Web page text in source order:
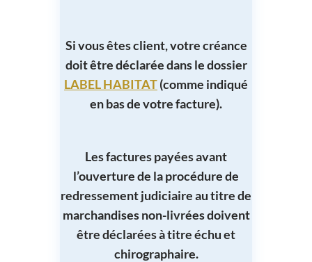
Si vous êtes client, votre créance
doit être déclarée dans le dossier
LABEL HABITAT(comme indiqué
en bas de votre facture).
Les factures payées avant
l’ouverture de la procédure de
redressement judiciaire au titre de
marchandises non-livrées doivent
être déclarées à titre échu et
chirographaire.